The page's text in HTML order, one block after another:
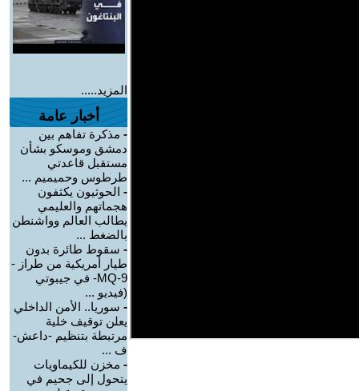
المزيد.....
أخبار عامة
- مذكرة تفاهم بين
دمشق وموسكو بشأن
مستقبل قاعدتي
طرطوس وحميميم ...
- الحوثيون يكثفون
هجماتهم والعليمي
يطالب العالم وواشنطن
بالضغط ...
- سقوط طائرة بدون
طيار أمريكية من طراز -
MQ-9- في جيبوتي
(فيديو ...
- سوريا.. الأمن الداخلي
يعلن توقيف خلية
مرتبطة بتنظيم -داعش-
ف ...
- مخزن للكيماويات
يتحول إلى جحيم في